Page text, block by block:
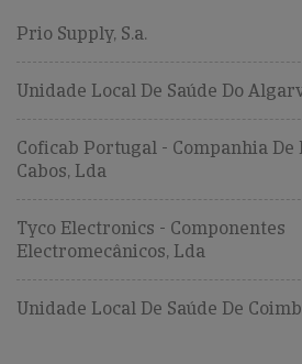
Prio Supply, S.a.
Unidade Local De Saúde Do
Coficab Portugal - Companhia De
Cabos, Lda
Tyco Electronics - Componentes
Electromecânicos, Lda
Unidade Local De Saúde De